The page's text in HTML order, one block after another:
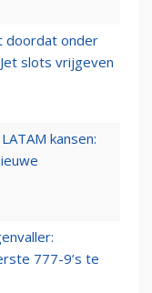
doordat onder
slots vrijgeven
kansen:
777-9’s te